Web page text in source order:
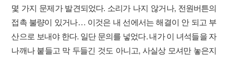
몇 가지 문제가 발견되었다. 소리가 나지 않거나, 전원버튼의
접촉 불량이 있거나… 이것은 내 선에서는 해결이 안 되고 부
산으로 보내야 한다. 일단 문의를 넣었다. 내가 이 녀석들을 자
나깨나 붙들고 막 두들긴 것도 아니고, 사실상 모셔만 놓은지